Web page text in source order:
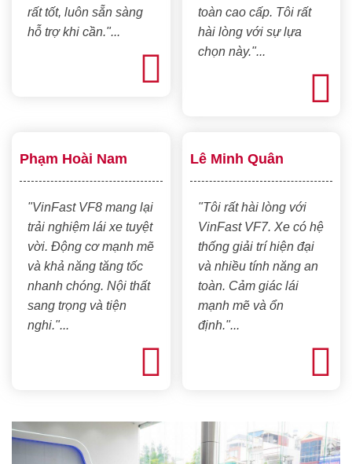
rất tốt, luôn sẵn sàng
hỗ trợ khi cần."...
toàn cao cấp. Tôi rất
hài lòng với sự lựa
chọn này."...
Phạm Hoài Nam
"VinFast VF8 mang lại
trải nghiệm lái xe tuyệt
vời. Động cơ mạnh mẽ
và khả năng tăng tốc
nhanh chóng. Nội thất
sang trọng và tiện
nghi."...
Lê Minh Quân
"Tôi rất hài lòng với
VinFast VF7. Xe có hệ
thống giải trí hiện đại
và nhiều tính năng an
toàn. Cảm giác lái
mạnh mẽ và ổn
định."...